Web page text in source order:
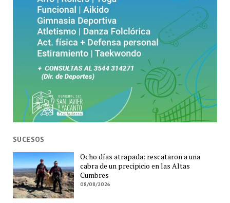
SUCESOS
Ocho días atrapada: rescataron a una
cabra de un precipicio en las Altas
Cumbres
08/08/2026